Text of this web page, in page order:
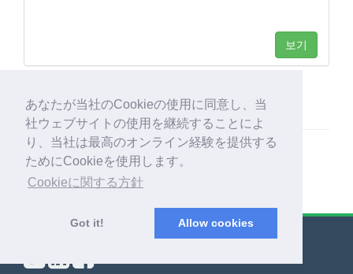
あなたが当社のCookieの使用に同意し、当
社ウェブサイトの使用を継続することによ
り、当社は最高のオンライン経験を提供する
ためにCookieを使用します。
Cookieに関する方針
Got it! Allow cookies
보기
© Export Worldwide 2026